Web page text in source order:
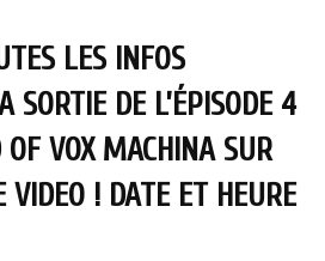
LES INFOS
SORTIE DE L’ÉPISODE 4
OF VOX MACHINA SUR
! DATE ET HEURE